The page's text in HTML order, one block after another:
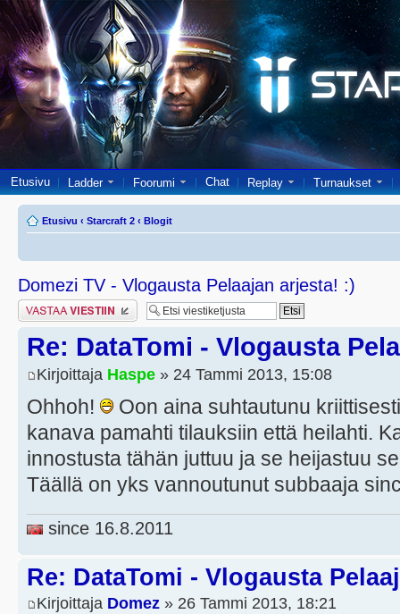
Etusivu Ladder Foorumi Chat Replay Turnaukset
Etusivu ‹ Starcraft 2 ‹ Blogit
Domezi TV - Vlogausta Pelaajan arjesta! :)
Lähetä vastaus
Re: DataTomi - Vlogausta
Kirjoittaja Haspe » 24 Tammi 2013, 15:08
Ohhoh!
Oon aina suhtautunu
kanava pamahti tilauksiin että heilahti.
innostusta tähän juttuu ja se heijastuu
Täällä on yks vannoutunut subbaaja
since 16.8.2011
Re: DataTomi - Vlogausta
Kirjoittaja Domez » 26 Tammi 2013, 18:21